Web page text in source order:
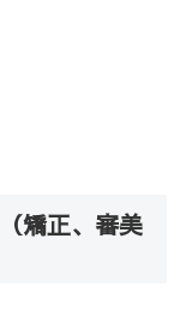
矯正、審美